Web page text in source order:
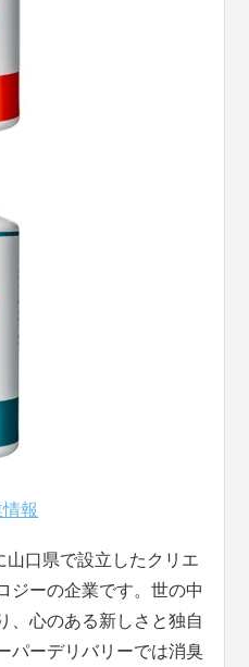
報
山口県で設立したクリエ
ジーの企業です。世の中
、心のある新しさと独自
パーデリバリーでは消臭